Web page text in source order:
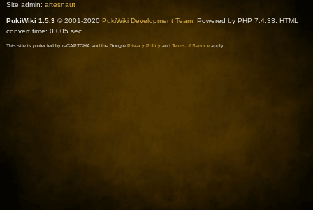
Site admin: artesnaut
PukiWiki 1.5.3© 2001-2020 PukiWiki Development Team. Powered by PHP 7.4.33. HTML
convert time: 0.005 sec.
This site is protected by reCAPTCHA and the Google Privacy Policyand Terms of Serviceapply.